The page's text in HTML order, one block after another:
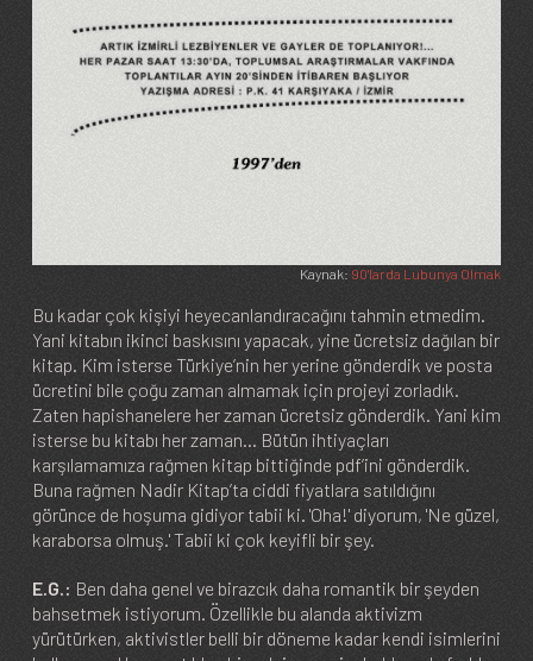
Kaynak: 90'larda Lubunya Olmak
Bu kadar çok kişiyi heyecanlandıracağını tahmin etmedim.
Yani kitabın ikinci baskısını yapacak, yine ücretsiz dağılan bir
kitap. Kim isterse Türkiye’nin her yerine gönderdik ve posta
ücretini bile çoğu zaman almamak için projeyi zorladık.
Zaten hapishanelere her zaman ücretsiz gönderdik. Yani kim
isterse bu kitabı her zaman... Bütün ihtiyaçları
karşılamamıza rağmen kitap bittiğinde pdf’ini gönderdik.
Buna rağmen Nadir Kitap’ta ciddi fiyatlara satıldığını
görünce de hoşuma gidiyor tabii ki. 'Oha!' diyorum, 'Ne güzel,
karaborsa olmuş.' Tabii ki çok keyifli bir şey.
E.G.: Ben daha genel ve birazcık daha romantik bir şeyden
bahsetmek istiyorum. Özellikle bu alanda aktivizm
yürütürken, aktivistler belli bir döneme kadar kendi isimlerini